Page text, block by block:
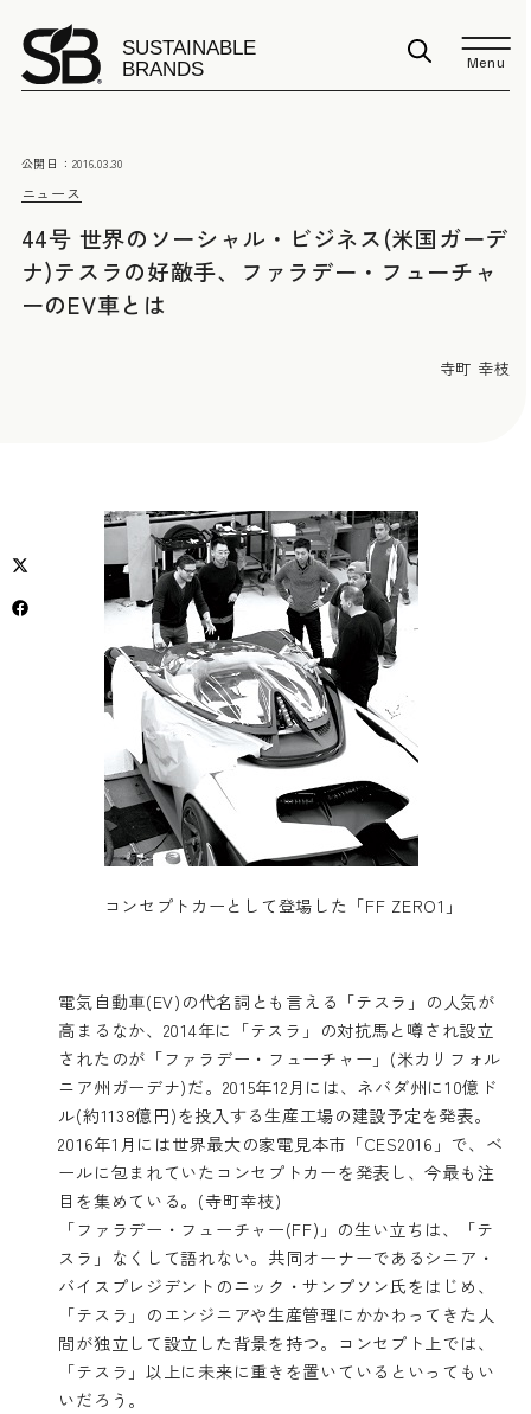
Menu
ニュース
公開日： 2016.03.30
44号 世界のソーシャル・ビジネス(米国ガーデ
ナ)テスラの好敵手、ファラデー・フューチャ
ーのEV車とは
寺町 幸枝
コンセプトカーとして登場した「FF ZERO1」
電気自動車(EV)の代名詞とも言える「テスラ」の人気が
高まるなか、2014年に「テスラ」の対抗馬と噂され設立
されたのが「ファラデー・フューチャー」(米カリフォル
ニア州ガーデナ)だ。2015年12月には、ネバダ州に10億ド
ル(約1138億円)を投入する生産工場の建設予定を発表。
2016年1月には世界最大の家電見本市「CES2016」で、ベ
ールに包まれていたコンセプトカーを発表し、今最も注
目を集めている。(寺町幸枝)
「ファラデー・フューチャー(FF)」の生い立ちは、「テ
スラ」なくして語れない。共同オーナーであるシニア・
バイスプレジデントのニック・サンプソン氏をはじめ、
「テスラ」のエンジニアや生産管理にかかわってきた人
間が独立して設立した背景を持つ。コンセプト上では、
「テスラ」以上に未来に重きを置いているといってもい
いだろう。